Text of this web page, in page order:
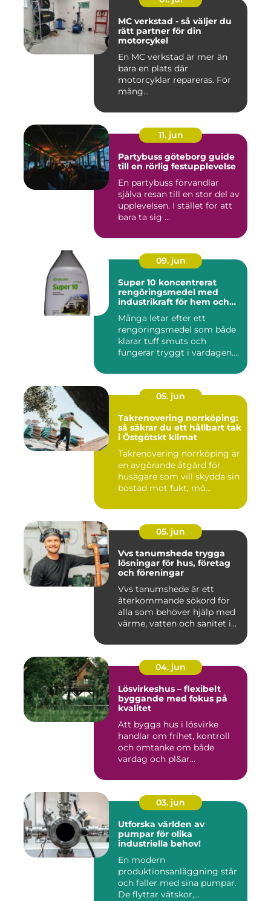
MC verkstad - så väljer du
rätt partner för din
motorcykel
En MC verkstad är mer än
bara en plats där
motorcyklar repareras. För
mång...
11. jun
Partybuss göteborg guide
till en rörlig festupplevelse
En partybuss förvandlar
själva resan till en stor del av
upplevelsen. I stället för att
bara ta sig ...
09. jun
Super 10 koncentrerat
rengöringsmedel med
industrikraft för hem och
Många letar efter ett
rengöringsmedel som både
klarar tuff smuts och
fungerar tryggt i vardagen.
05. jun
Takrenovering norrköping:
så säkrar du ett hållbart tak
i Östgötskt klimat
Takrenovering norrköping är
en avgörande åtgärd för
husägare som vill skydda sin
bostad mot fukt, mö...
05. jun
Vvs tanumshede trygga
lösningar för hus, företag
och föreningar
Vvs tanumshede är ett
återkommande sökord för
alla som behöver hjälp med
värme, vatten och sanitet i...
04. jun
Lösvirkeshus – flexibelt
byggande med fokus på
kvalitet
Att bygga hus i lösvirke
handlar om frihet, kontroll
och omtanke om både
vardag och pl&ar...
03. jun
Utforska världen av
pumpar för olika
industriella behov!
En modern
produktionsanläggning står
och faller med sina pumpar.
De flyttar vätskor,...